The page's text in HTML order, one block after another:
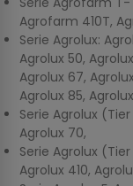
Agrofarm 410T,
Serie Agrolux:
Agrolux 50,
Agrolux 67,
Agrolux 85,
Serie Agrolux
Agrolux 70,
Serie Agrolux (Tier
Agrolux 410,